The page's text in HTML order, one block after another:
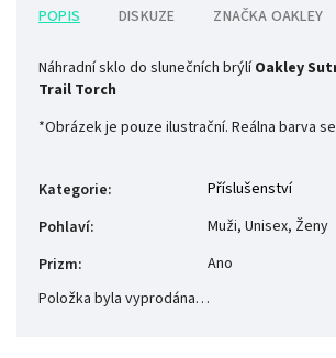
POPIS DISKUZE ZNAČKA OAKLEY
Náhradní sklo do slunečních brýlíOakley
Trail Torch
*Obrázek je pouze ilustrační. Reálna barva
Kategorie:
Příslušenství
Pohlaví:
Muži, Unisex, Ženy
Prizm:
Ano
Položka byla vyprodána…